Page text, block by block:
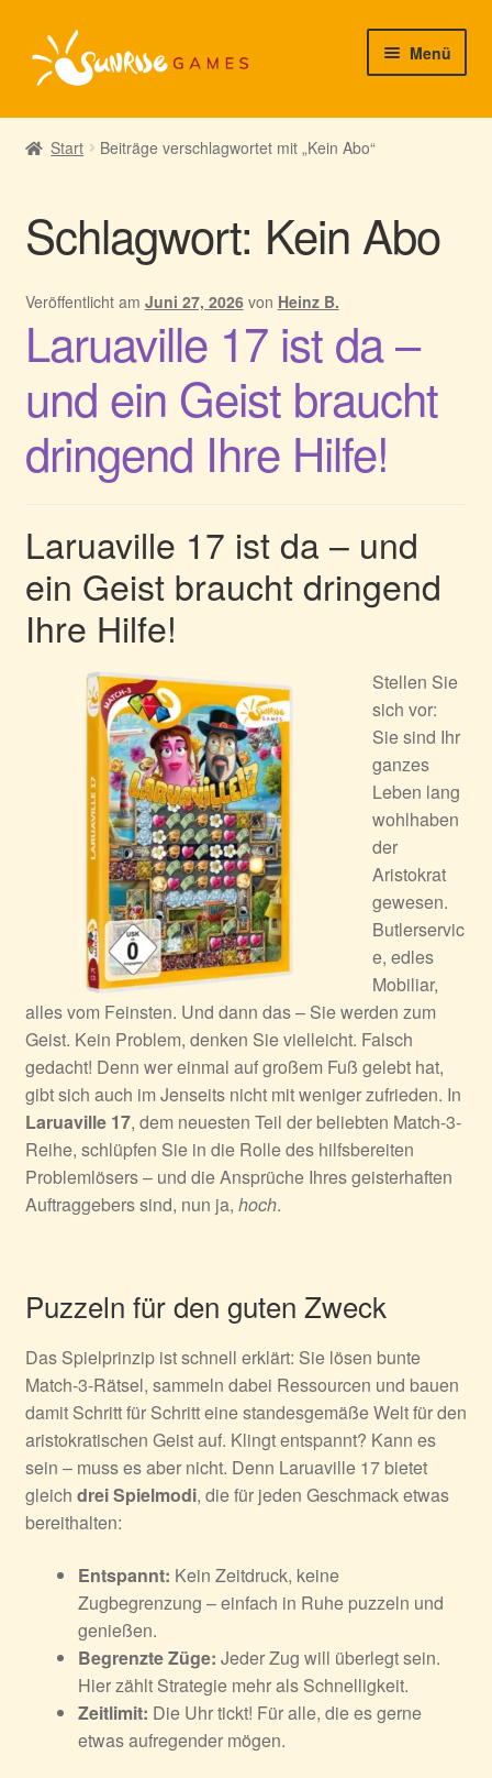
Zur
Navigation
Zum
Inhalt
Menü
► Startseite
► Support/Hilfe
► Mein Konto
Start Beiträge verschlagwortet mit „Kein Abo“
Schlagwort: Kein Abo
Veröffentlicht am Juni 27, 2026 von Heinz B.
Laruaville 17 ist da –
und ein Geist braucht
dringend Ihre Hilfe!
Laruaville 17 ist da – und
ein Geist braucht dringend
Ihre Hilfe!
Stellen Sie
sich vor:
Sie sind Ihr
ganzes
Leben lang
wohlhaben
der
Aristokrat
gewesen.
Butlerservic
e, edles
Mobiliar,
alles vom Feinsten. Und dann das – Sie werden zum
Geist. Kein Problem, denken Sie vielleicht. Falsch
gedacht! Denn wer einmal auf großem Fuß gelebt hat,
gibt sich auch im Jenseits nicht mit weniger zufrieden. In
Laruaville 17, dem neuesten Teil der beliebten Match-3-
Reihe, schlüpfen Sie in die Rolle des hilfsbereiten
Problemlösers – und die Ansprüche Ihres geisterhaften
Auftraggebers sind, nun ja, hoch.
Puzzeln für den guten Zweck
Das Spielprinzip ist schnell erklärt: Sie lösen bunte
Match-3-Rätsel, sammeln dabei Ressourcen und bauen
damit Schritt für Schritt eine standesgemäße Welt für den
aristokratischen Geist auf. Klingt entspannt? Kann es
sein – muss es aber nicht. Denn Laruaville 17 bietet
gleich drei Spielmodi, die für jeden Geschmack etwas
bereithalten:
Entspannt: Kein Zeitdruck, keine
Zugbegrenzung – einfach in Ruhe puzzeln und
genießen.
Begrenzte Züge: Jeder Zug will überlegt sein.
Hier zählt Strategie mehr als Schnelligkeit.
Zeitlimit: Die Uhr tickt! Für alle, die es gerne
etwas aufregender mögen.